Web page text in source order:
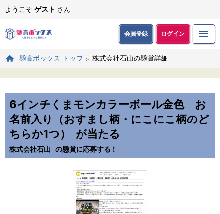
ようこそ ゲスト さん
会員登録 ログイン
懸賞ボックス トップ 株式会社石山の懸賞詳細
6インチくまモンカラーボール金色 お
名前入り（おすまし柄・にこにこ柄のど
ちらか1つ）
が当たる
株式会社石山 の懸賞に応募する！